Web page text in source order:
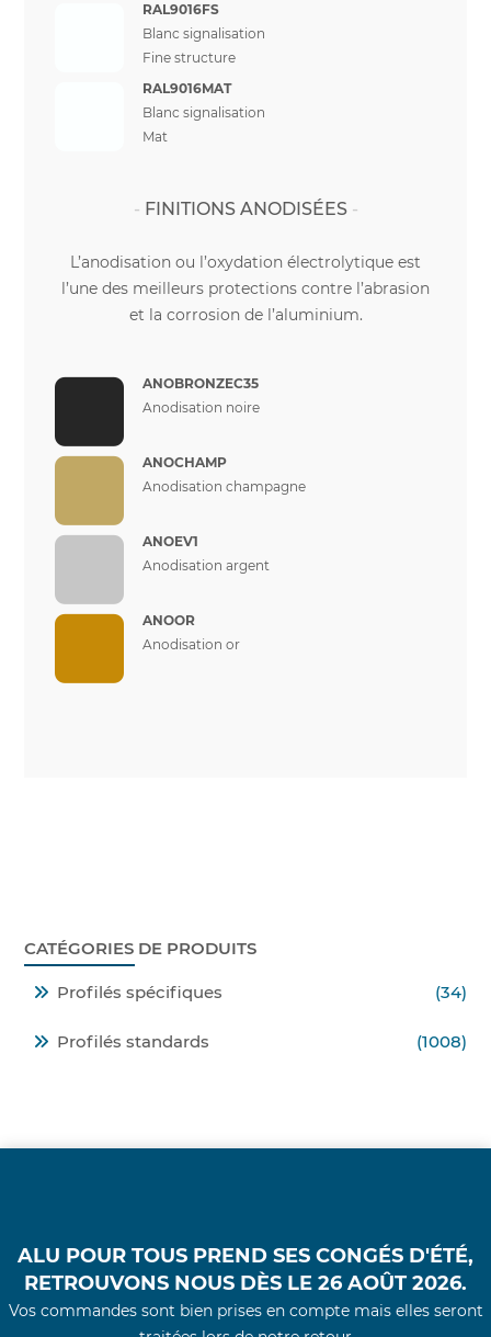
RAL9016FS
Blanc signalisation
Fine structure
RAL9016MAT
Blanc signalisation
Mat
FINITIONS ANODISÉES
L’anodisation ou l’oxydation électrolytique est
l’une des meilleurs protections contre l’abrasion
et la corrosion de l’aluminium.
ANOBRONZEC35
Anodisation noire
ANOCHAMP
Anodisation champagne
ANOEV1
Anodisation argent
ANOOR
Anodisation or
CATÉGORIES DE PRODUITS
Profilés spécifiques (34)
Profilés standards (1008)
ALU POUR TOUS PREND SES CONGÉS D'ÉTÉ,
RETROUVONS NOUS DÈS LE 26 AOÛT 2026.
Vos commandes sont bien prises en compte mais elles seront